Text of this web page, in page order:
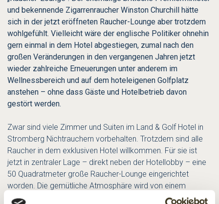
und bekennende Zigarrenraucher Winston Churchill hätte
sich in der jetzt eröffneten Raucher-Lounge aber trotzdem
wohlgefühlt. Vielleicht wäre der englische Politiker ohnehin
gern einmal in dem Hotel abgestiegen, zumal nach den
großen Veränderungen in den vergangenen Jahren jetzt
wieder zahlreiche Erneuerungen unter anderem im
Wellnessbereich und auf dem hoteleigenen Golfplatz
anstehen – ohne dass Gäste und Hotelbetrieb davon
gestört werden.
Zwar sind viele Zimmer und Suiten im Land & Golf Hotel in
Stromberg Nichtrauchern vorbehalten. Trotzdem sind alle
Raucher in dem exklusiven Hotel willkommen. Für sie ist
jetzt in zentraler Lage – direkt neben der Hotellobby – eine
50 Quadratmeter große Raucher-Lounge eingerichtet
worden. Die gemütliche Atmosphäre wird von einem
offenen Kamin in der Lounge-Mitte bestimmt. Weitere